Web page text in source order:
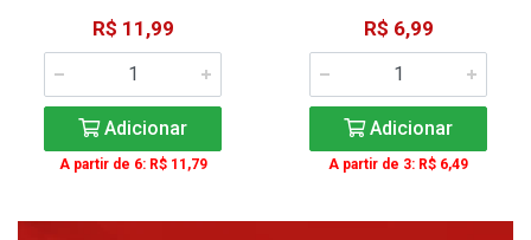
R$ 11,99
Adicionar
A partir de 6: R$ 11,79
R$ 6,99
Adicionar
A partir de 3: R$ 6,49